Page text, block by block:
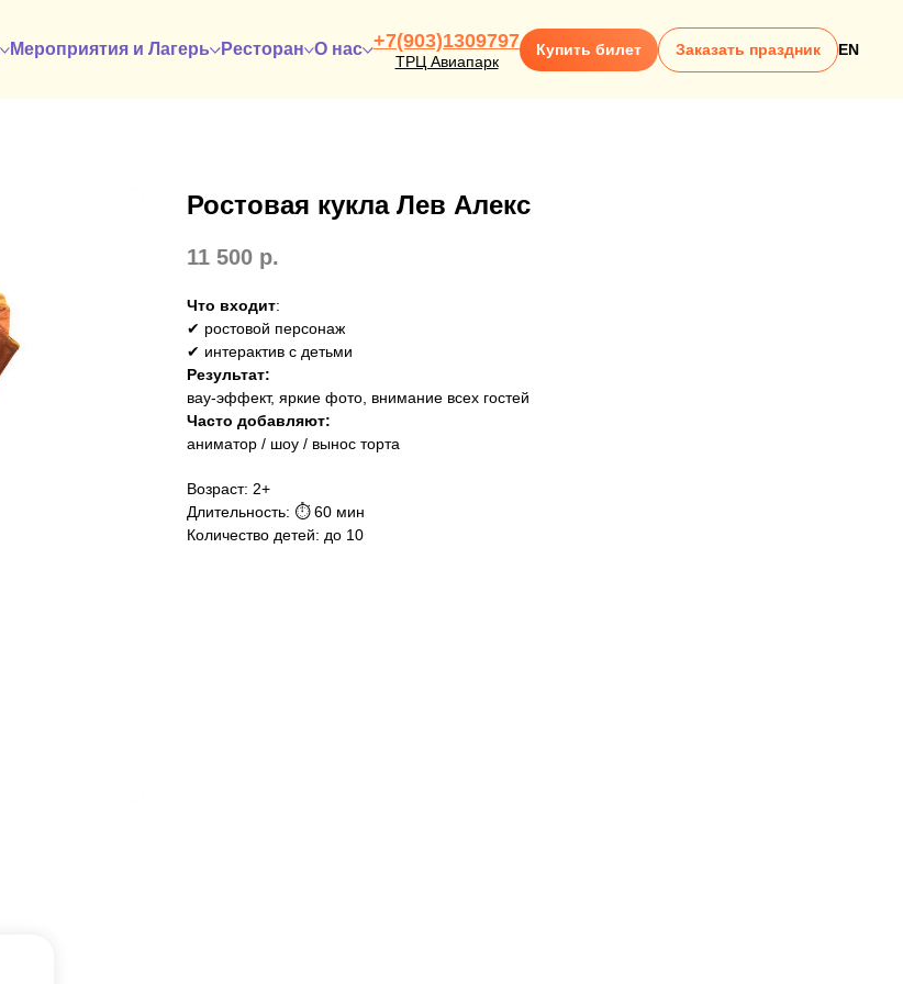
Мероприятия и Лагерь Ресторан О нас +7(903)1309797
ТРЦ Авиапарк
Купить билет Заказать праздник EN
Ростовая кукла Лев Алекс
11 500 р.
Что входит:
✔ ростовой персонаж
✔ интерактив с детьми
Результат:
вау-эффект, яркие фото, внимание всех гостей
Часто добавляют:
аниматор / шоу / вынос торта
Возраст: 2+
Длительность: ⏱ 60 мин
Количество детей: до 10